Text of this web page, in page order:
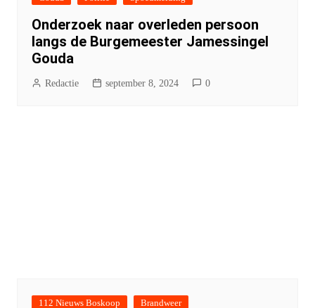
Onderzoek naar overleden persoon
langs de Burgemeester Jamessingel
Gouda
Redactie september 8, 2024 0
112 Nieuws Boskoop Brandweer